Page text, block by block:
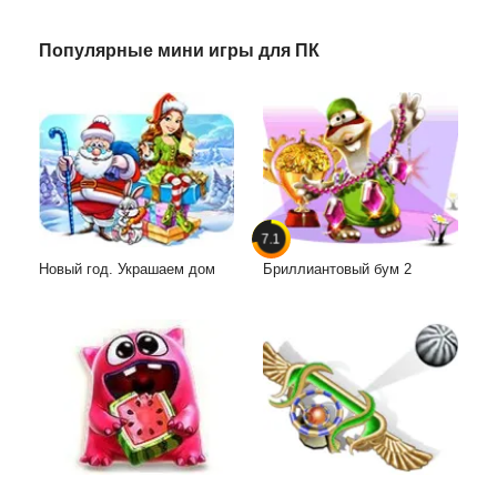
Популярные мини игры для ПК
Новый год. Украшаем дом
7.1
Бриллиантовый бум 2